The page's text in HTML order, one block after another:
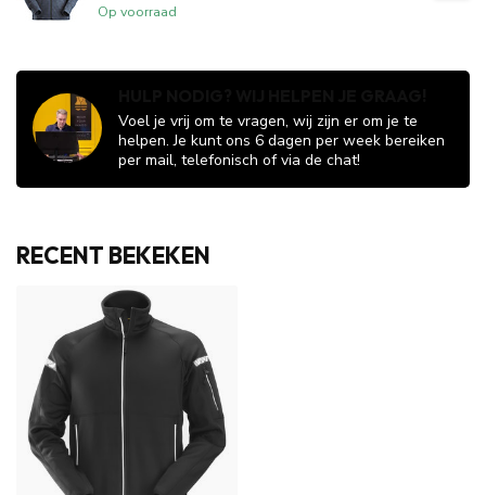
Op voorraad
Voel je vrij om te vragen, wij zijn er om je te
helpen. Je kunt ons 6 dagen per week bereiken
per mail, telefonisch of via de chat!
RECENT BEKEKEN